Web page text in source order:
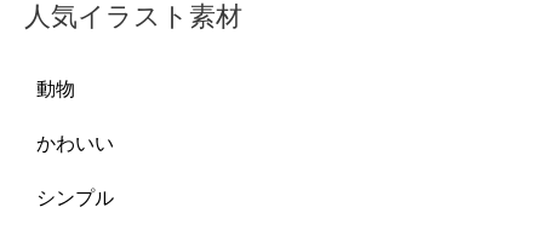
人気イラスト素材
動物
かわいい
シンプル